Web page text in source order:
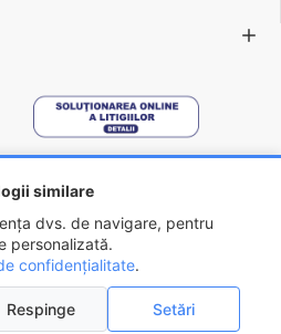
similare
dvs. de navigare, pentru
personalizată.
confidențialitate.
Respinge Setări
S.R.L.
0